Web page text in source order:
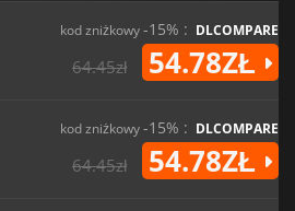
kod zniżkowy-15% : DLCOMPARE
64.45zł 54.78ZŁ
kod zniżkowy-15% : DLCOMPARE
64.45zł 54.78ZŁ